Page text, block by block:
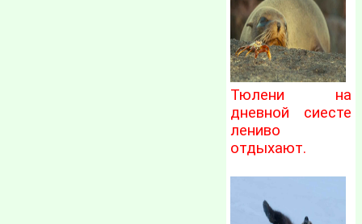
Тюлени на
дневной сиесте
лениво
отдыхают.